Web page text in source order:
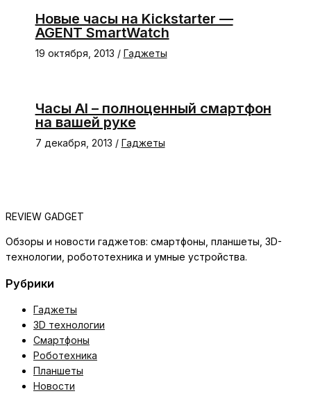
Новые часы на Kickstarter —
AGENT SmartWatch
19 октября, 2013 / Гаджеты
Часы AI – полноценный смартфон
на вашей руке
7 декабря, 2013 / Гаджеты
REVIEW GADGET
Обзоры и новости гаджетов: смартфоны, планшеты, 3D-
технологии, робототехника и умные устройства.
Рубрики
Гаджеты
3D технологии
Смартфоны
Роботехника
Планшеты
Новости